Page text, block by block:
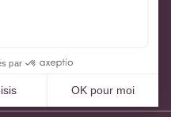
Mon Espace Patient